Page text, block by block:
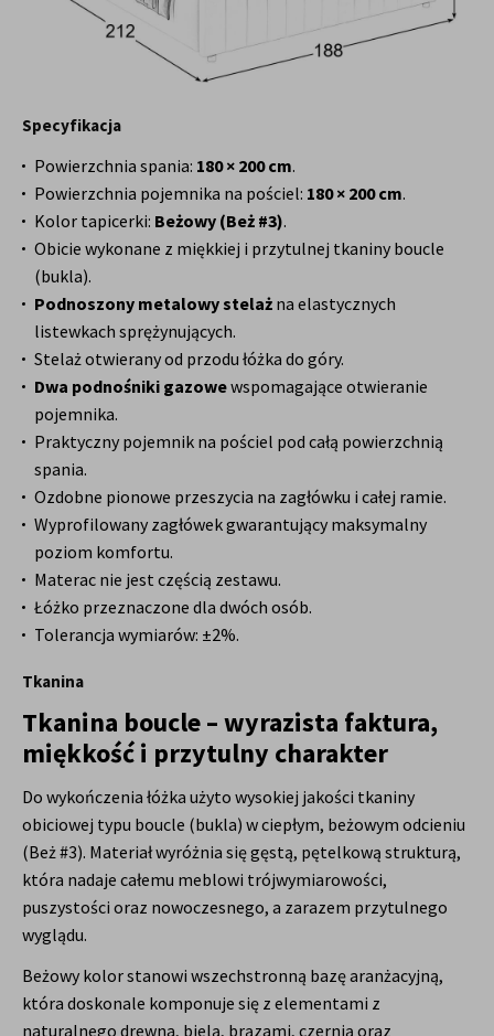
Specyfikacja
Powierzchnia spania: 180 × 200 cm.
Powierzchnia pojemnika na pościel: 180 × 200 cm.
Kolor tapicerki: Beżowy (Beż #3).
Obicie wykonane z miękkiej i przytulnej tkaniny boucle
(bukla).
Podnoszony metalowy stelaż na elastycznych
listewkach sprężynujących.
Stelaż otwierany od przodu łóżka do góry.
Dwa podnośniki gazowewspomagające otwieranie
pojemnika.
Praktyczny pojemnik na pościel pod całą powierzchnią
spania.
Ozdobne pionowe przeszycia na zagłówku i całej ramie.
Wyprofilowany zagłówek gwarantujący maksymalny
poziom komfortu.
Materac nie jest częścią zestawu.
Łóżko przeznaczone dla dwóch osób.
Tolerancja wymiarów: ±2%.
Tkanina
Tkanina boucle – wyrazista faktura,
miękkość i przytulny charakter
Do wykończenia łóżka użyto wysokiej jakości tkaniny
obiciowej typu boucle (bukla) w ciepłym, beżowym odcieniu
(Beż #3). Materiał wyróżnia się gęstą, pętelkową strukturą,
która nadaje całemu meblowi trójwymiarowości,
puszystości oraz nowoczesnego, a zarazem przytulnego
wyglądu.
Beżowy kolor stanowi wszechstronną bazę aranżacyjną,
która doskonale komponuje się z elementami z
naturalnego drewna, bielą, brązami, czernią oraz